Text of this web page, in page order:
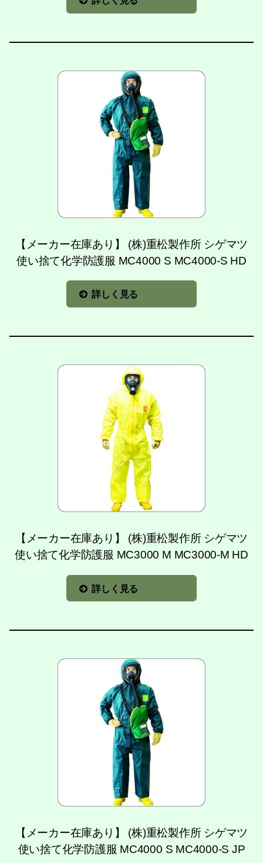
【メーカー在庫あり】 (株)重松製作所 シゲマツ
使い捨て化学防護服 MC4000 S MC4000-S HD
詳しく見る
【メーカー在庫あり】 (株)重松製作所 シゲマツ
使い捨て化学防護服 MC3000 M MC3000-M HD
詳しく見る
【メーカー在庫あり】 (株)重松製作所 シゲマツ
使い捨て化学防護服 MC4000 S MC4000-S JP